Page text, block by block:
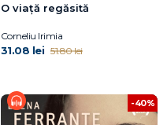
O viață regăsită
Corneliu Irimia
31.08 lei 51.80 lei
-40%